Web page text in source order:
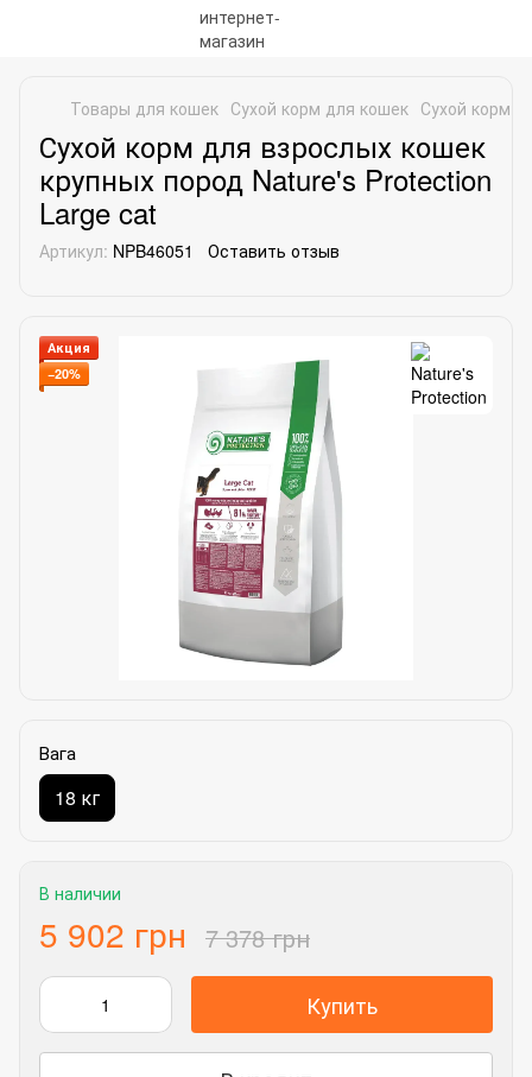
Товары для кошек Сухой корм для кошек Сухой корм
Сухой корм для взрослых кошек
крупных пород Nature's Protection
Large cat
Артикул: NPB46051 Оставить отзыв
Акция
−20%
Вага
18 кг
В наличии
5 902 грн 7 378 грн
Купить